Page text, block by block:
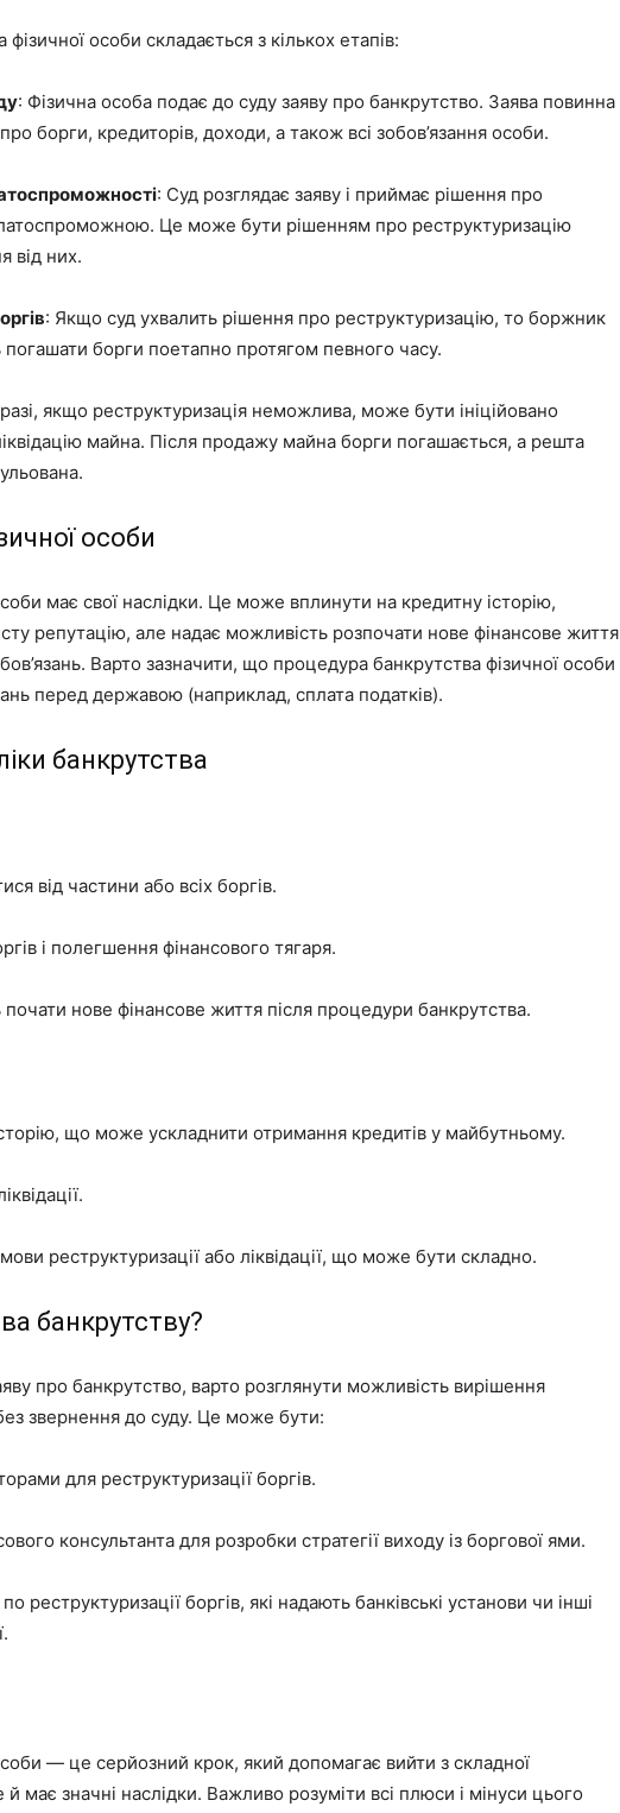
особи складається з кількох етапів:
: Фізична особа подає до суду заяву про банкрутство. Заява повинна
борги, кредиторів, доходи, а також всі зобов’язання особи.
: Суд розглядає заяву і приймає рішення про
Це може бути рішенням про реструктуризацію
від них.
: Якщо суд ухвалить рішення про реструктуризацію, то боржник
борги поетапно протягом певного часу.
якщо реструктуризація неможлива, може бути ініційовано
майна. Після продажу майна борги погашається, а решта
особи
має свої наслідки. Це може вплинути на кредитну історію,
репутацію, але надає можливість розпочати нове фінансове життя
Варто зазначити, що процедура банкрутства фізичної особи
перед державою (наприклад, сплата податків).
банкрутства
від частини або всіх боргів.
і полегшення фінансового тягаря.
нове фінансове життя після процедури банкрутства.
що може ускладнити отримання кредитів у майбутньому.
реструктуризації або ліквідації, що може бути складно.
банкрутству?
про банкрутство, варто розглянути можливість вирішення
звернення до суду. Це може бути:
для реструктуризації боргів.
консультанта для розробки стратегії виходу із боргової ями.
реструктуризації боргів, які надають банківські установи чи інші
— це серйозний крок, який допомагає вийти з складної
й має значні наслідки. Важливо розуміти всі плюси і мінуси цього